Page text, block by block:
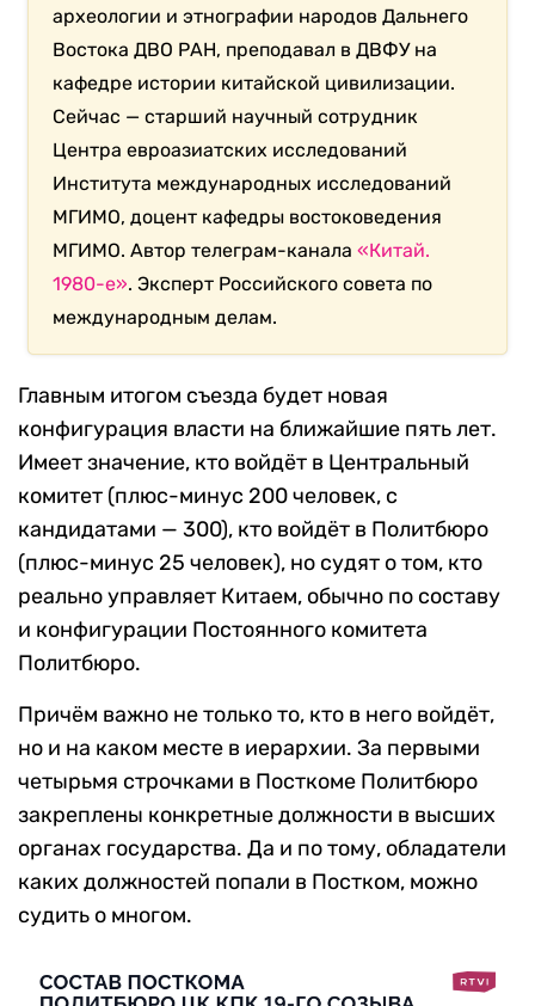
археологии и этнографии народов Дальнего
Востока ДВО РАН, преподавал в ДВФУ на
кафедре истории китайской цивилизации.
Сейчас — старший научный сотрудник
Центра евроазиатских исследований
Института международных исследований
МГИМО, доцент кафедры востоковедения
МГИМО. Автор телеграм-канала«Китай.
1980-е». Эксперт Российского совета по
международным делам.
Главным итогом съезда будет новая
конфигурация власти на ближайшие пять лет.
Имеет значение, кто войдёт в Центральный
комитет (плюс-минус 200 человек, с
кандидатами — 300), кто войдёт в Политбюро
(плюс-минус 25 человек), но судят о том, кто
реально управляет Китаем, обычно по составу
и конфигурации Постоянного комитета
Политбюро.
Причём важно не только то, кто в него войдёт,
но и на каком месте в иерархии. За первыми
четырьмя строчками в Посткоме Политбюро
закреплены конкретные должности в высших
органах государства. Да и по тому, обладатели
каких должностей попали в Постком, можно
судить о многом.